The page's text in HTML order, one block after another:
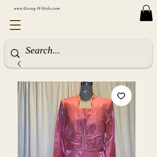
www.Going-N-Style.com